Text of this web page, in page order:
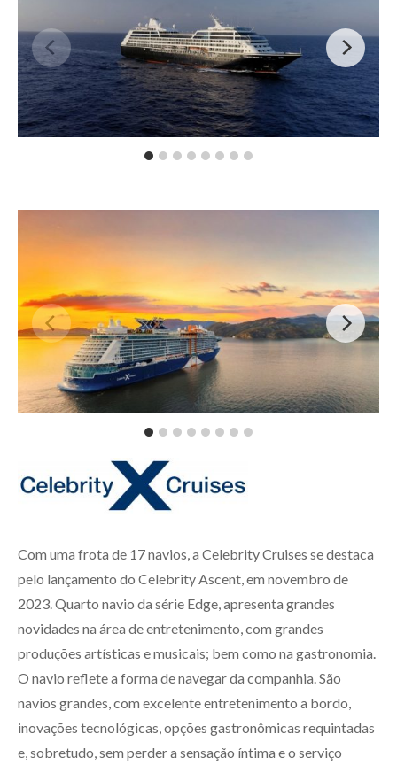
Com uma frota de 17 navios, a Celebrity Cruises se destaca
pelo lançamento do Celebrity Ascent, em novembro de
2023. Quarto navio da série Edge, apresenta grandes
novidades na área de entretenimento, com grandes
produções artísticas e musicais; bem como na gastronomia.
O navio reflete a forma de navegar da companhia. São
navios grandes, com excelente entretenimento a bordo,
inovações tecnológicas, opções gastronômicas requintadas
e, sobretudo, sem perder a sensação íntima e o serviço